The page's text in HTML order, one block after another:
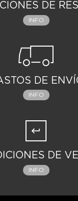
DE
INFO
DE
INFO
DE
INFO